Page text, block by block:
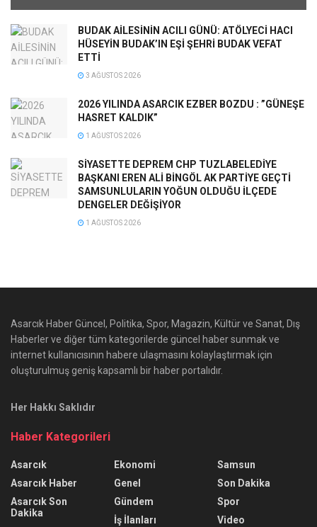
BUDAK AİLESİNİN ACILI GÜNÜ: ATÖLYECİ HACI
HÜSEYİN BUDAK’IN EŞİ ŞEHRİ BUDAK VEFAT
ETTİ
3 AĞUSTOS 2026
2026 YILINDA ASARCIK EZBER BOZDU : ”GÜNEŞE
HASRET KALDIK”
1 AĞUSTOS 2026
SİYASETTE DEPREM CHP TUZLABELEDİYE
BAŞKANI EREN ALİ BİNGÖL AK PARTİYE GEÇTİ
SAMSUNLULARIN YOĞUN OLDUĞU İLÇEDE
DENGELER DEĞİŞİYOR
1 AĞUSTOS 2026
Asarcık Haber Güncel, Politika, Spor, Magazin, Kültür ve Sanat, Dış
Haberler ve diğer tüm kategorilerde güncel haber sunmak ve
internet kullanıcısının habere ulaşmasını kolaylaştırmak için
oluşturulmuş geniş kapsamlı bir haber portalıdır.
Her Hakkı Saklıdır
Haber Kategorileri
Asarcık
Asarcık Haber
Asarcık Son
Dakika
Ekonomi
Genel
Gündem
İş İlanları
Samsun
Son Dakika
Spor
Video